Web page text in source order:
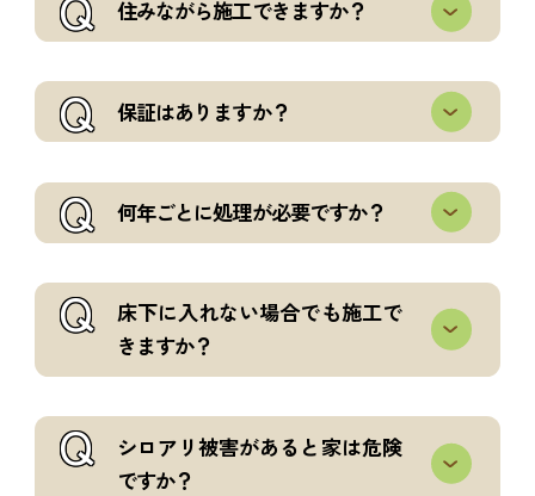
住みながら施工できますか？
Q 保証はありますか？
Q 何年ごとに処理が必要ですか？
Q
床下に入れない場合でも施工で
きますか？
Q
シロアリ被害があると家は危険
ですか？